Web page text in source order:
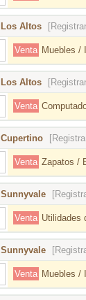
Los Altos
Venta Muebles /
Los Altos
Venta
Cupertino
Venta Zapatos /
Sunnyvale
Venta Utilidades
Sunnyvale
Venta Muebles /